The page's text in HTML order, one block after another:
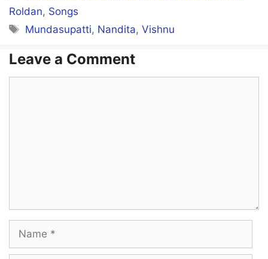
Aasa marachu nee
Oliyadhae odaadhae
Kaathuirukken
Adiyae vazhi naanum
Paathirukken
Roldan, Songs
Tags
Mundasupatti, Nandita,Vishnu
Leave a Comment